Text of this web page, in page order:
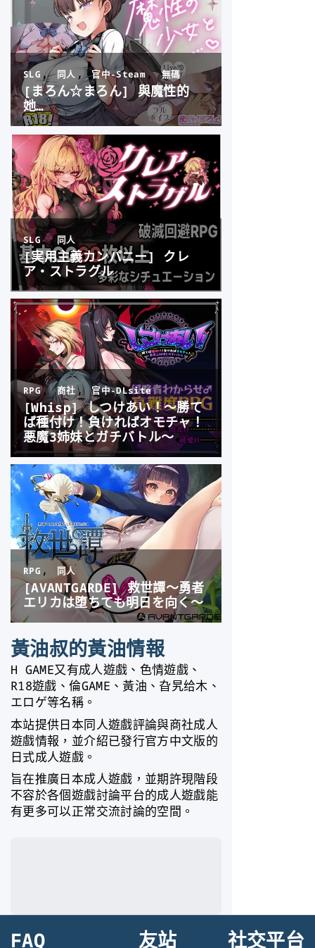
黃油叔的黃油情報
H GAME又有成人遊戲、色情遊戲、
R18遊戲、倫GAME、黃油、旮旯给木、
エロゲ等名稱。
本站提供日本同人遊戲評論與商社成人
遊戲情報，並介紹已發行官方中文版的
日式成人遊戲。
旨在推廣日本成人遊戲，並期許現階段
不容於各個遊戲討論平台的成人遊戲能
有更多可以正常交流討論的空間。
FAQ 友站 社交平台